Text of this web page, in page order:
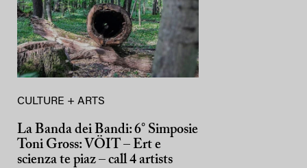
CULTURE + ARTS
La Banda dei Bandi: 6° Simposie
Toni Gross: VÖIT – Ert e
scienza te piaz – call 4 artists